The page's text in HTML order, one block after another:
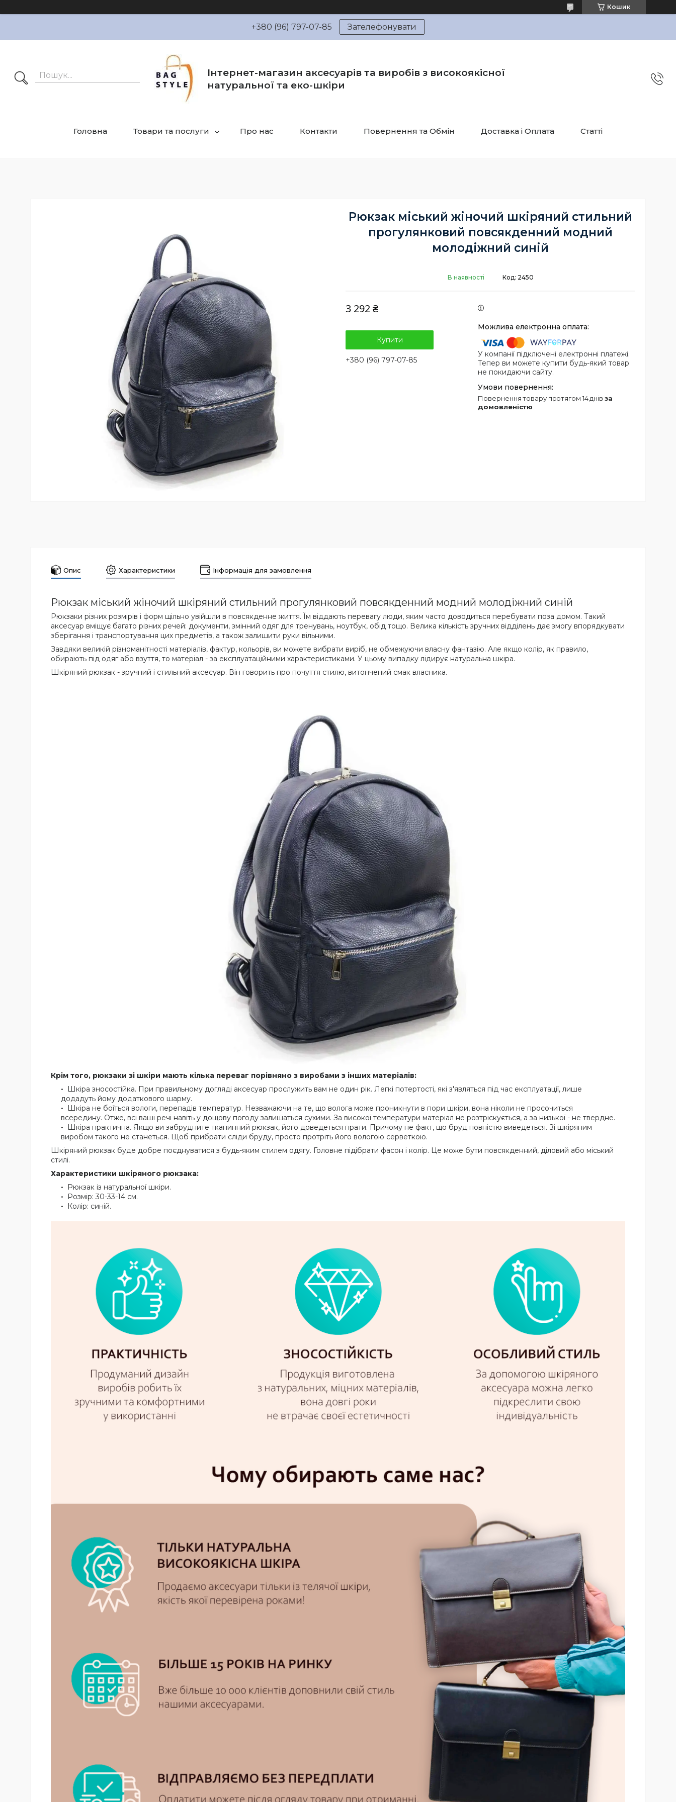
Кошик
+380 (96) 797-07-85 Зателефонувати
Інтернет-магазин аксесуарів та виробів з високоякісної
натуральної та еко-шкіри
Головна Товари та послуги Про нас Контакти Повернення та Обмін Доставка і Оплата Статті
Рюкзак міський жіночий шкіряний стильний
прогулянковий повсякденний модний
молодіжний синій
В наявності Код: 2450
3 292 ₴
Купити
+380 (96) 797-07-85
У компанії підключені електронні платежі.
Тепер ви можете купити будь-який товар
не покидаючи сайту.
повернення товару протягом 14 днів за
домовленістю
Опис Характеристики Інформація для замовлення
Рюкзак міський жіночий шкіряний стильний прогулянковий повсякденний модний молодіжний синій
Рюкзаки різних розмірів і форм щільно увійшли в повсякденне життя. Їм віддають перевагу люди, яким часто доводиться перебувати поза домом. Такий
аксесуар вміщує багато різних речей: документи, змінний одяг для тренувань, ноутбук, обід тощо. Велика кількість зручних відділень дає змогу впорядкувати
зберігання і транспортування цих предметів, а також залишити руки вільними.
Завдяки великій різноманітності матеріалів, фактур, кольорів, ви можете вибрати виріб, не обмежуючи власну фантазію. Але якщо колір, як правило,
обирають під одяг або взуття, то матеріал - за експлуатаційними характеристиками. У цьому випадку лідирує натуральна шкіра.
Шкіряний рюкзак - зручний і стильний аксесуар. Він говорить про почуття стилю, витончений смак власника.
Крім того, рюкзаки зі шкіри мають кілька переваг порівняно з виробами з інших матеріалів:
Шкіра зносостійка. При правильному догляді аксесуар прослужить вам не один рік. Легкі потертості, які з'являться під час експлуатації, лише
додадуть йому додаткового шарму.
Шкіра не боїться вологи, перепадів температур. Незважаючи на те, що волога може проникнути в пори шкіри, вона ніколи не просочиться
всередину. Отже, всі ваші речі навіть у дощову погоду залишаться сухими. За високої температури матеріал не розтріскується, а за низької - не твердне.
Шкіра практична. Якщо ви забрудните тканинний рюкзак, його доведеться прати. Причому не факт, що бруд повністю виведеться. Зі шкіряним
виробом такого не станеться. Щоб прибрати сліди бруду, просто протріть його вологою серветкою.
Шкіряний рюкзак буде добре поєднуватися з будь-яким стилем одягу. Головне підібрати фасон і колір. Це може бути повсякденний, діловий або міський
стилі.
Характеристики шкіряного рюкзака:
Рюкзак із натуральної шкіри.
Розмір: 30-33-14 см.
Колір: синій.